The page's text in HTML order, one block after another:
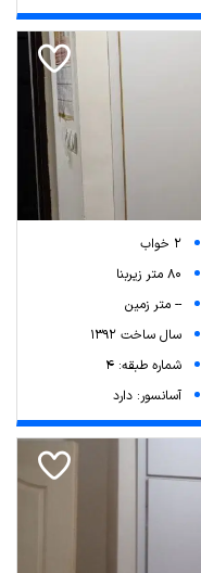
2 خواب
80 متر زیربنا
-- متر زمین
سال ساخت 1392
شماره طبقه: 4
آسانسور: دارد